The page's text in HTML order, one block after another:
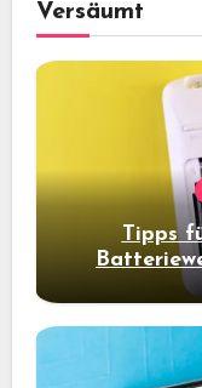
Versäumt
Tipps